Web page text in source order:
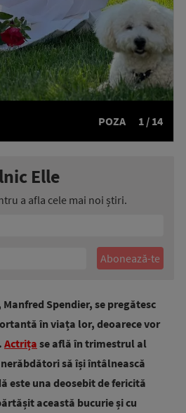
POZA 1 / 14
Elle
a afla cele mai noi știri.
Spendier, se pregătesc
în viața lor, deoarece vor
Actrița se află în trimestrul al
să își întâlnească
este una deosebit de fericită
această bucurie și cu